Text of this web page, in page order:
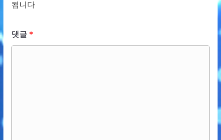
됩니다
댓글 *